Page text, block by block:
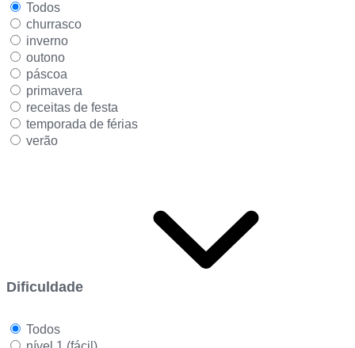
Todos
churrasco
inverno
outono
páscoa
primavera
receitas de festa
temporada de férias
verão
Dificuldade
Todos